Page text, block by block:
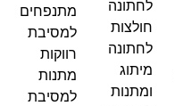
לחתונה
חולצות
לחתונה
מיתוג
ומתנות
מתנפחים
למסיבת
רווקות
מתנות
למסיבת